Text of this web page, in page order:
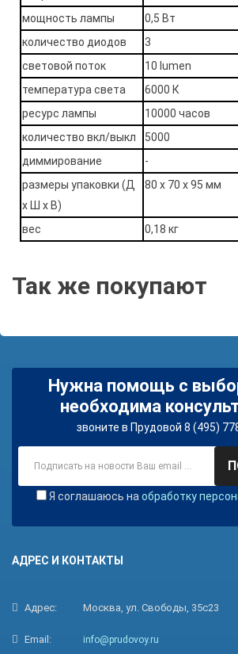
мощность лампы
0,5 Вт
количество диодов
3
световой поток
10 lumen
температура света
6000 К
ресурс лампы
10000 часов
количество вкл/выкл
5000
диммирование
-
размеры упаковки (Д
х Ш х В)
80 х 70 х 95 мм
вес 0,18 кг
Так же покупают
Нужна помощь с
необходима
звоните в Прудовой 8 (495)
Я соглашаюсь на обработку
АДРЕС И КОНТАКТЫ
Адрес: Москва, ул. Свободы, 35с23
Email: info@prudovoy.ru